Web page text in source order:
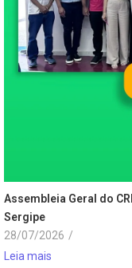
Assembleia Geral do
Sergipe
28/07/2026 /
Leia mais